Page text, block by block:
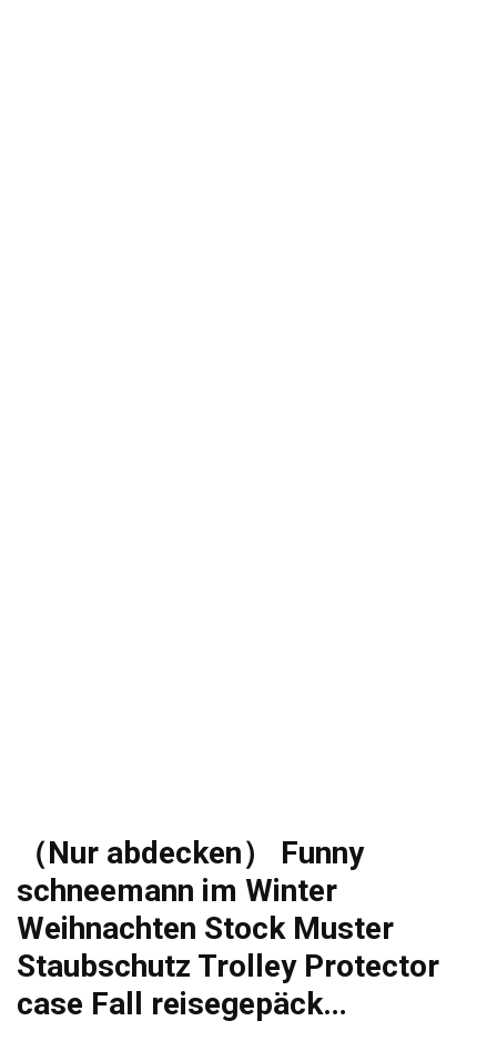
（Nur abdecken） Funny
schneemann im Winter
Weihnachten Stock Muster
Staubschutz Trolley Protector
case Fall reisegepäck…